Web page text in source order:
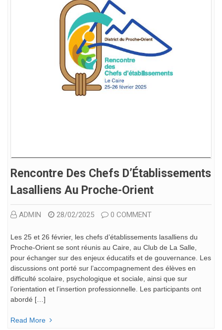
Rencontre Des Chefs D’Établissements
Lasalliens Au Proche-Orient
ADMIN 28/02/2025 0 COMMENT
Les 25 et 26 février, les chefs d’établissements lasalliens du
Proche-Orient se sont réunis au Caire, au Club de La Salle,
pour échanger sur des enjeux éducatifs et de gouvernance. Les
discussions ont porté sur l’accompagnement des élèves en
difficulté scolaire, psychologique et sociale, ainsi que sur
l’orientation et l’insertion professionnelle. Les participants ont
abordé […]
Read More